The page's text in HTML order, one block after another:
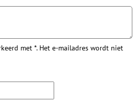
met *. Het e-mailadres wordt niet